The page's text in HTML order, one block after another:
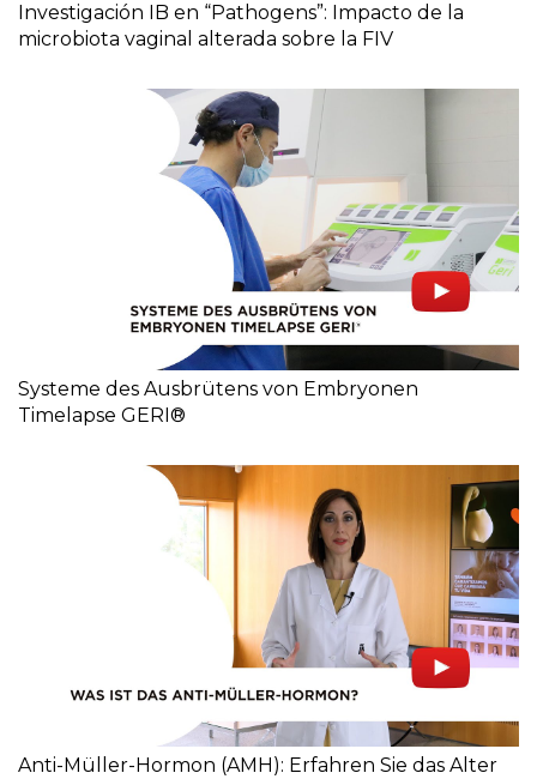
Investigación IB en “Pathogens”: Impacto de la
microbiota vaginal alterada sobre la FIV
Systeme des Ausbrütens von Embryonen
Timelapse GERI®
Anti-Müller-Hormon (AMH): Erfahren Sie das Alter